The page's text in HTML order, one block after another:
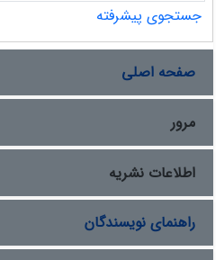
جستجوی پیشرفته
صفحه اصلی
مرور
اطلاعات نشریه
راهنمای نویسندگان